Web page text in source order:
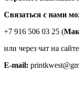
Связаться с нами
+7 916 506 03 25 (
или через чат на
E-mail: